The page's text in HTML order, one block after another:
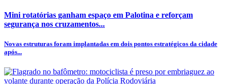
Mini rotatórias ganham espaço em Palotina e reforçam
segurança nos cruzamentos...
Novas estruturas foram implantadas em dois pontos estratégicos da cidade
após...